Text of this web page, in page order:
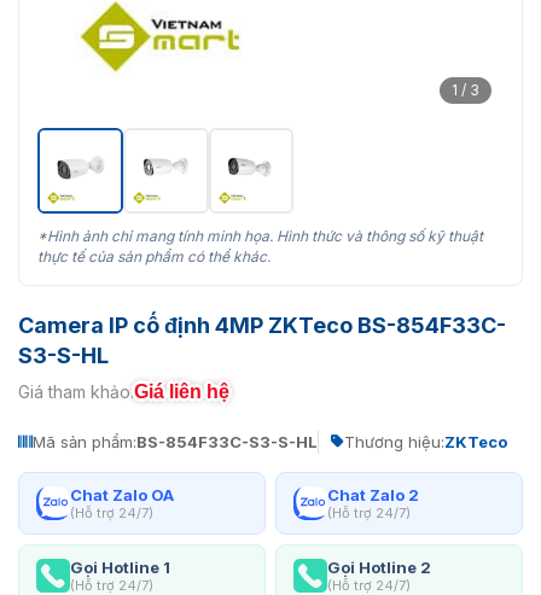
1 / 3
*Hình ảnh chỉ mang tính minh họa. Hình thức và thông số kỹ thuật
thực tế của sản phẩm có thể khác.
Camera IP cố định 4MP ZKTeco BS-854F33C-
S3-S-HL
Giá tham khảo:Giá liên hệ
Mã sản phẩm:BS-854F33C-S3-S-HL Thương hiệu:ZKTeco
Chat Zalo OA
(Hỗ trợ 24/7)
Chat Zalo 2
(Hỗ trợ 24/7)
Gọi Hotline 1
(Hỗ trợ 24/7)
Gọi Hotline 2
(Hỗ trợ 24/7)